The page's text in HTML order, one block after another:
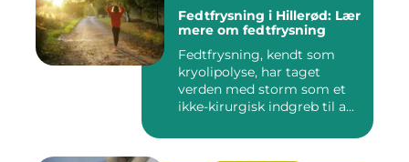
Fedtfrysning i Hillerød: Lær
mere om fedtfrysning
Fedtfrysning, kendt som
kryolipolyse, har taget
verden med storm som et
ikke-kirurgisk indgreb til a...